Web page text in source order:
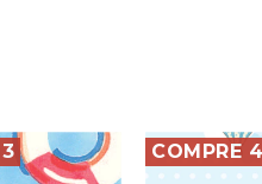
COMPRE